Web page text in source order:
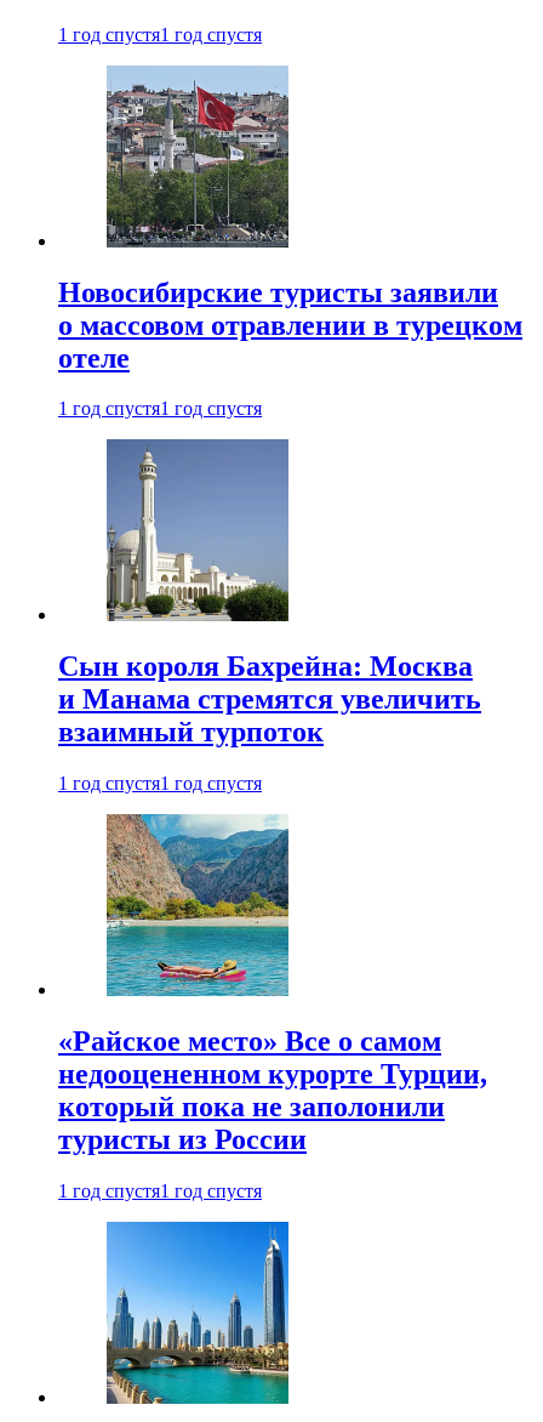
1 год спустя1 год спустя
Новосибирские туристы заявили
о массовом отравлении в турецком
отеле
1 год спустя1 год спустя
Сын короля Бахрейна: Москва
и Манама стремятся увеличить
взаимный турпоток
1 год спустя1 год спустя
«Райское место» Все о самом
недооцененном курорте Турции,
который пока не заполонили
туристы из России
1 год спустя1 год спустя